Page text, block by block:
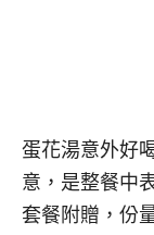
蛋花湯意外好
意，是整餐中
套餐附贈，份